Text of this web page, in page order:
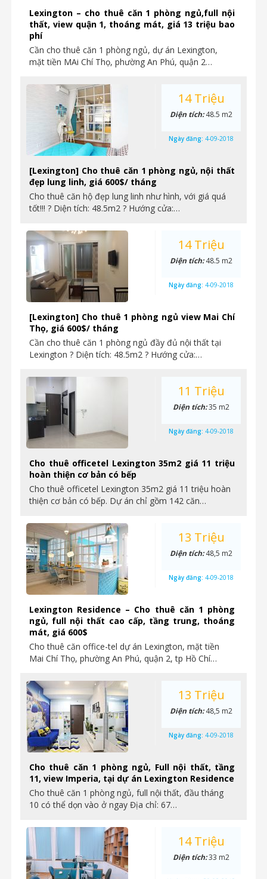
Lexington – cho thuê căn 1 phòng ngủ,full nội
thất, view quận 1, thoáng mát, giá 13 triệu bao
phí
Cần cho thuê căn 1 phòng ngủ, dự án Lexington,
mặt tiền MAi Chí Thọ, phường An Phú, quận 2…
[Lexington] Cho thuê căn 1 phòng ngủ, nội thất
đẹp lung linh, giá 600$/ tháng
Cho thuê căn hộ đẹp lung linh như hình, với giá quá
tốt!!! ? Diện tích: 48.5m2 ? Hướng cửa:…
14 Triệu
Diện tích:48.5 m2
Ngày đăng: 4-09-2018
[Lexington] Cho thuê 1 phòng ngủ view Mai Chí
Thọ, giá 600$/ tháng
Cần cho thuê căn 1 phòng ngủ đầy đủ nội thất tại
Lexington ? Diện tích: 48.5m2 ? Hướng cửa:…
14 Triệu
Diện tích:48.5 m2
Ngày đăng: 4-09-2018
Cho thuê officetel Lexington 35m2 giá 11 triệu
hoàn thiện cơ bản có bếp
Cho thuê officetel Lexington 35m2 giá 11 triệu hoàn
thiện cơ bản có bếp. Dự án chỉ gồm 142 căn…
11 Triệu
Diện tích:35 m2
Ngày đăng: 4-09-2018
Lexington Residence – Cho thuê căn 1 phòng
ngủ, full nội thất cao cấp, tầng trung, thoáng
mát, giá 600$
Cho thuê căn office-tel dự án Lexington, mặt tiền
Mai Chí Thọ, phường An Phú, quận 2, tp Hồ Chí…
13 Triệu
Diện tích:48,5 m2
Ngày đăng: 4-09-2018
Cho thuê căn 1 phòng ngủ, Full nội thất, tầng
11, view Imperia, tại dự án Lexington Residence
Cho thuê căn 1 phòng ngủ, full nội thất, đầu tháng
10 có thể dọn vào ở ngay Địa chỉ: 67…
13 Triệu
Diện tích:48,5 m2
Ngày đăng: 4-09-2018
14 Triệu
Diện tích:33 m2